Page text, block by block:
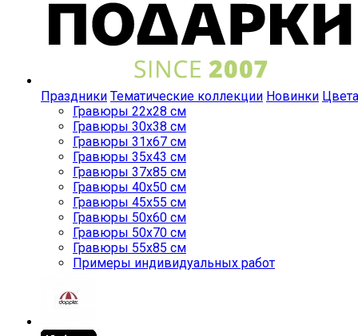
Праздники Тематические коллекции Новинки Цвета
Гравюры 22x28 см
Гравюры 30x38 см
Гравюры 31x67 см
Гравюры 35x43 см
Гравюры 37x85 см
Гравюры 40x50 см
Гравюры 45x55 см
Гравюры 50x60 см
Гравюры 50x70 см
Гравюры 55x85 см
Примеры индивидуальных работ